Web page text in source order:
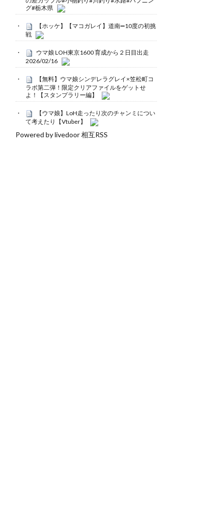
グ#栃木県
【ホッケ】【マコガレイ】道南➖10度の初挑
戦
ウマ娘 LOH東京1600 育成から２日目出走
2026/02/16
【無料】ウマ娘シンデレラグレイ×笠松町コ
ラボ第二弾！限定クリアファイルをゲットせ
よ！【スタンプラリー編】
【ウマ娘】LoH走ったり次のチャンミについ
て考えたり【Vtuber】
Powered by livedoor 相互RSS